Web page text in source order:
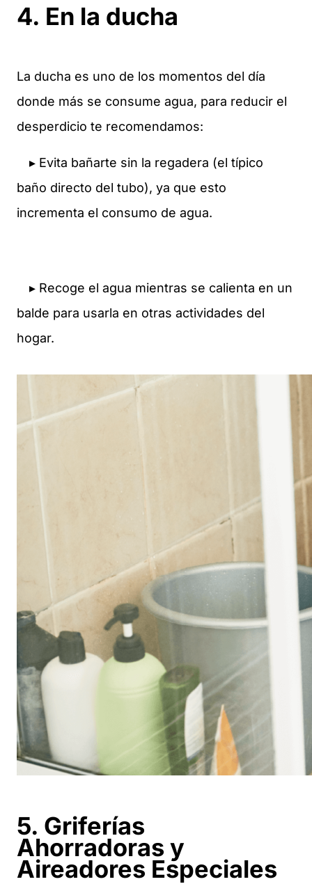
4. En la ducha
La ducha es uno de los momentos del día
donde más se consume agua, para reducir el
desperdicio te recomendamos:
▸ Evita bañarte sin la regadera (el típico
baño directo del tubo), ya que esto
incrementa el consumo de agua.
▸ Recoge el agua mientras se calienta en un
balde para usarla en otras actividades del
hogar.
5. Griferías
Ahorradoras y
Aireadores Especiales